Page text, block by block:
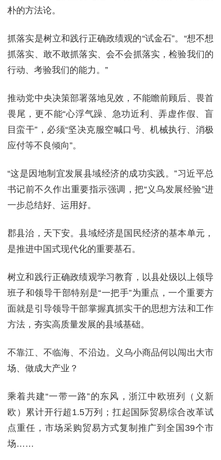
朴的方法论。
抓落实是树立和践行正确政绩观的“试金石”。“想不想
抓落实、敢不敢抓落实、会不会抓落实，检验我们的
行动、考验我们的能力。”
推动党中央决策部署落地见效，不能瞻前顾后、畏首
畏尾，更不能“心浮气躁、急功近利、弄虚作假、盲
目蛮干”，必须“坚决克服空喊口号、机械执行、消极
应付等不良倾向”。
“这是因地制宜发展县域经济的成功实践。”习近平总
书记前不久作出重要指示强调，把“义乌发展经验”进
一步总结好、运用好。
郡县治，天下安。县域经济是国民经济的基本单元，
是推进中国式现代化的重要基石。
树立和践行正确政绩观学习教育，以县处级以上领导
班子和领导干部特别是“一把手”为重点，一个重要方
面就是引导领导干部掌握真抓实干的思想方法和工作
方法，夯实高质量发展的县域基础。
不靠江、不临海、不沿边。义乌小商品何以闯出大市
场、做成大产业？
乘着共建“一带一路”的东风，浙江中欧班列（义新
欧）累计开行超1.5万列；扛起国际贸易综合改革试
点重任，市场采购贸易方式复制推广到全国39个市
场……